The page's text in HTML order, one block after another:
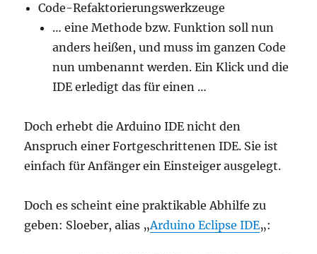
Code-Refaktorierungswerkzeuge
… eine Methode bzw. Funktion soll nun
anders heißen, und muss im ganzen Code
nun umbenannt werden. Ein Klick und die
IDE erledigt das für einen …
Doch erhebt die Arduino IDE nicht den
Anspruch einer Fortgeschrittenen IDE. Sie ist
einfach für Anfänger ein Einsteiger ausgelegt.
Doch es scheint eine praktikable Abhilfe zu
geben: Sloeber, alias „Arduino Eclipse IDE„: